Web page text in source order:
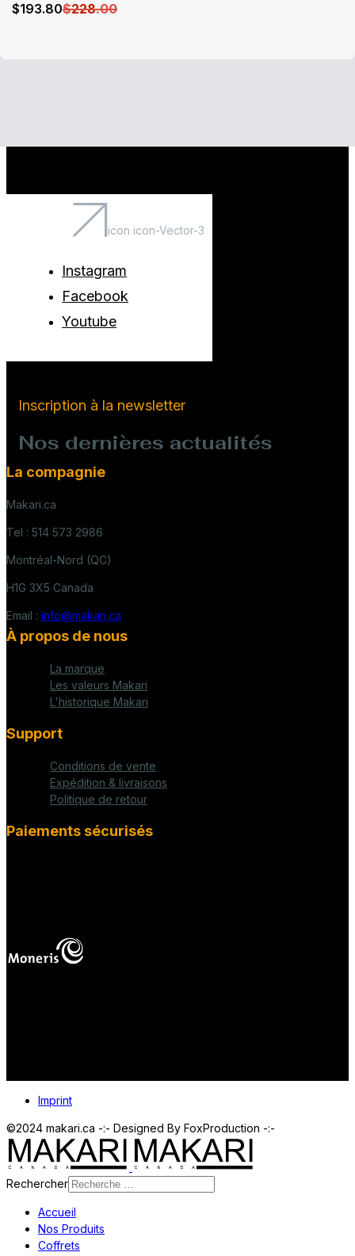
$193.80$228.00
icon icon-Vector-3
Instagram
Facebook
Youtube
Inscription à la newsletter
Nos dernières actualités
La compagnie
Makari.ca
Tel : 514 573 2986
Montréal-Nord (QC)
H1G 3X5 Canada
Email : info@makari.ca
À propos de nous
La marque
Les valeurs Makari
L'historique Makari
Support
Conditions de vente
Expédition & livraisons
Politique de retour
Paiements sécurisés
Imprint
©2024 makari.ca -:- Designed By FoxProduction -:-
Rechercher
Accueil
Nos Produits
Coffrets